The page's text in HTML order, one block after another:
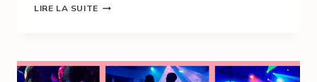
LIRE LA SUITE